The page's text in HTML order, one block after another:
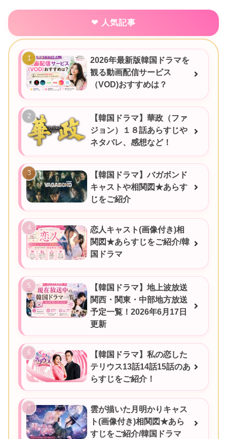
人気記事
2026年最新版韓国ドラマを
観る動画配信サービス
（VOD)おすすめは？
【韓国ドラマ】華政（ファ
ジョン）１８話あらすじや
ネタバレ、感想など！
【韓国ドラマ】バガボンド
キャストや相関図★あらす
じをご紹介
恋人キャスト(画像付き)相
関図★あらすじをご紹介/韓
国ドラマ
【韓国ドラマ】地上波放送
関西・関東・中部地方放送
予定一覧！2026年6月17日
更新
【韓国ドラマ】私の恋した
テリウス13話14話15話のあ
らすじをご紹介！
雲が描いた月明かりキャス
ト(画像付き)相関図★あら
すじをご紹介/韓国ドラマ